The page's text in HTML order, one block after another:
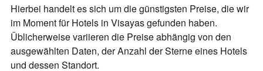
Hierbei handelt es sich um die günstigsten Preise, die wir
im Moment für Hotels in Visayas gefunden haben.
Üblicherweise variieren die Preise abhängig von den
ausgewählten Daten, der Anzahl der Sterne eines Hotels
und dessen Standort.